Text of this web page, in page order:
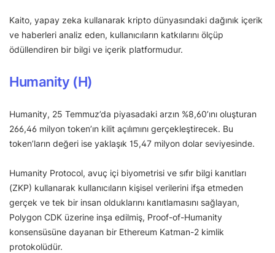
Kaito, yapay zeka kullanarak kripto dünyasındaki dağınık içerik
ve haberleri analiz eden, kullanıcıların katkılarını ölçüp
ödüllendiren bir bilgi ve içerik platformudur.
Humanity (H)
Humanity, 25 Temmuz’da piyasadaki arzın %8,60’ını oluşturan
266,46 milyon token’ın kilit açılımını gerçekleştirecek. Bu
token’ların değeri ise yaklaşık 15,47 milyon dolar seviyesinde.
Humanity Protocol, avuç içi biyometrisi ve sıfır bilgi kanıtları
(ZKP) kullanarak kullanıcıların kişisel verilerini ifşa etmeden
gerçek ve tek bir insan olduklarını kanıtlamasını sağlayan,
Polygon CDK üzerine inşa edilmiş, Proof-of-Humanity
konsensüsüne dayanan bir Ethereum Katman-2 kimlik
protokolüdür.